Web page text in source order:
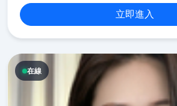
立即進入
在線